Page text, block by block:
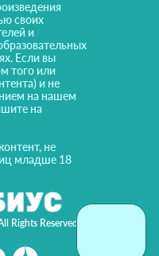
Rights Reserved!
своих
и
Если вы
того или
и не
на нашем
на
не
младше 18